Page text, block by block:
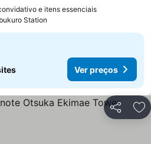
e itens essenciais
Station
Ver preços
Partilhar